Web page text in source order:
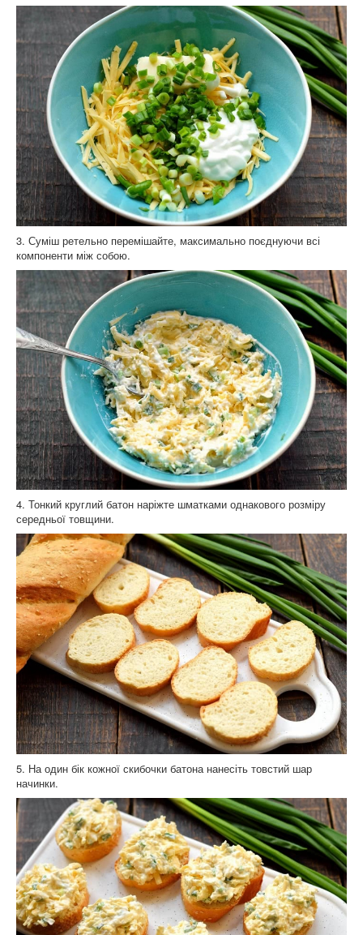
3. Суміш ретельно перемішайте, максимально поєднуючи всі
компоненти між собою.
4. Тонкий круглий батон наріжте шматками однакового розміру
середньої товщини.
5. На один бік кожної скибочки батона нанесіть товстий шар
начинки.